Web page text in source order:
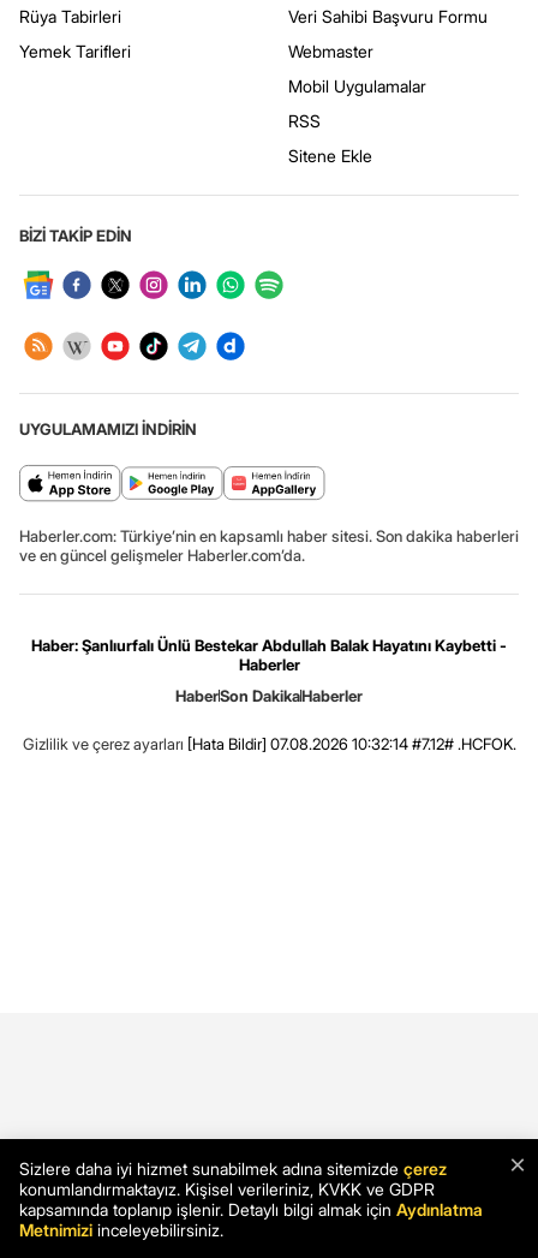
Rüya Tabirleri
Yemek Tarifleri
Veri Sahibi Başvuru Formu
Webmaster
Mobil Uygulamalar
RSS
Sitene Ekle
BİZİ TAKİP EDİN
UYGULAMAMIZI İNDİRİN
Haberler.com: Türkiye’nin en kapsamlı haber sitesi. Son dakika haberleri
ve en güncel gelişmeler Haberler.com’da.
Haber: Şanlıurfalı Ünlü Bestekar Abdullah Balak Hayatını Kaybetti -
Haberler
HaberSon DakikaHaberler
Gizlilik ve çerez ayarları [Hata Bildir] 07.08.2026 10:32:14 #7.12# .HCFOK.
×
Sizlere daha iyi hizmet sunabilmek adına sitemizde çerez
konumlandırmaktayız. Kişisel verileriniz, KVKK ve GDPR
kapsamında toplanıp işlenir. Detaylı bilgi almak için Aydınlatma
Metnimizi inceleyebilirsiniz.